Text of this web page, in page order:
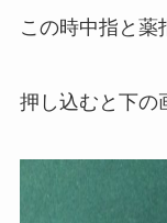
この時中指と薬
押し込むと下の